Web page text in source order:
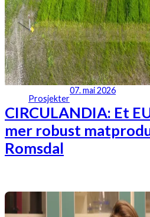
Prosjekter
07. mai 2026
CIRCULANDIA: Et
mer robust
Romsdal